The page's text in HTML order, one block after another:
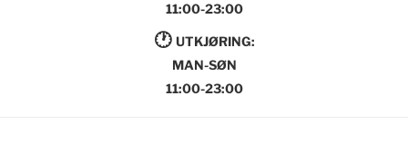
11:00-23:00
🕐 UTKJØRING:
MAN-SØN
11:00-23:00